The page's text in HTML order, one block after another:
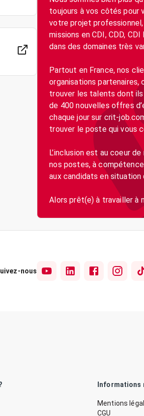
toujours à vos côtés pour
votre projet
missions en CDI, CDD,
dans des domaines très
Partout en France, nos
organisations partenaires,
trouver les talents dont
de 400 nouvelles offres
chaque jour sur crit-
trouver le poste qui vous
L’inclusion est au coeur
nos postes, à
aux candidats en situation
nous
Informations
Mentions
CGU